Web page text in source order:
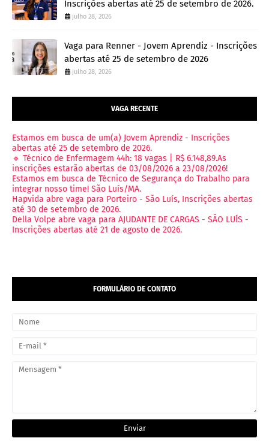
Inscrições abertas até 25 de setembro de 2026.
julho 28, 2026
Vaga para Renner - Jovem Aprendiz - Inscrições
abertas até 25 de setembro de 2026
julho 28, 2026
VAGA RECENTE
Estamos em busca de um(a) Jovem Aprendiz - Inscrições
abertas até 25 de setembro de 2026.
🔹 Técnico de Enfermagem 44h: 18 vagas | R$ 6.148,89.As
inscrições estarão abertas de 03/08/2026 a 23/08/2026!
Estamos em busca de Técnico de Segurança do Trabalho para
integrar nosso time! São Luís/MA.
Hapvida abre vaga para Porteiro - São Luís, Inscrições abertas
até 30 de setembro de 2026.
Della Volpe abre vaga para AJUDANTE DE CARGAS - SÃO LUÍS -
Inscrições abertas até 21 de agosto de 2026.
FORMULÁRIO DE CONTATO